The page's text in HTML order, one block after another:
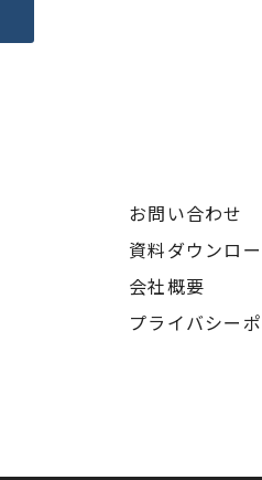
お問い合わせ
資料ダウンロ
会社概要
プライバシー